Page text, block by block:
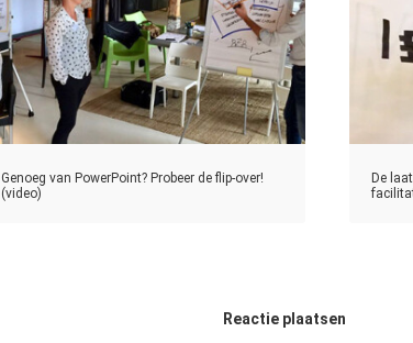
Genoeg van PowerPoint? Probeer de flip-over!
(video)
De
Reactie plaatsen